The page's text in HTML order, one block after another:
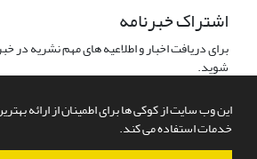
این وب سایت از کوکی ها برای اطمینان از ارائه
خدمات استفاده می کند.
اشتراک خبرنامه
برای دریافت اخبار و اطلاعیه های مهم نشریه در
شوید.